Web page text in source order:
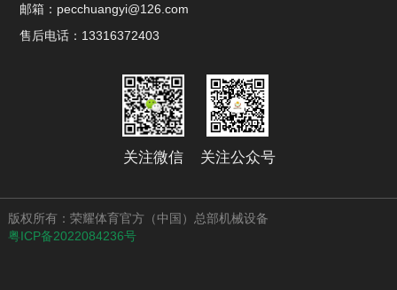
邮箱：pecchuangyi@126.com
售后电话：13316372403
关注微信 关注公众号
版权所有：荣耀体育官方（中国）总部机械设备
粤ICP备2022084236号